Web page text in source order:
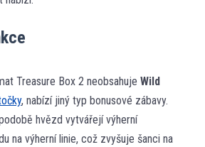
Treasure Box 2 neobsahuje Wild
, nabízí jiný typ bonusové zábavy.
hvězd vytvářejí výherní
na výherní linie, což zvyšuje šanci na